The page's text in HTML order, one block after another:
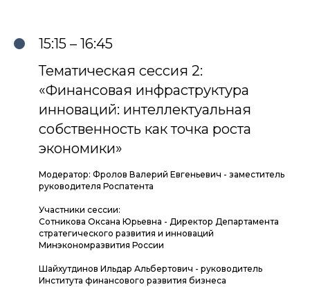
15:15 – 16:45
Тематическая сессия 2:
«Финансовая инфраструктура
инноваций: интеллектуальная
собственность как точка роста
экономики»
Модератор: Фролов Валерий Евгеньевич - заместитель
руководителя Роспатента
Участники сессии:
Сотникова Оксана Юрьевна - Директор Департамента
стратегического развития и инноваций
Минэкономразвития России
Шайхутдинов Ильдар Альбертович - руководитель
Института финансового развития бизнеса